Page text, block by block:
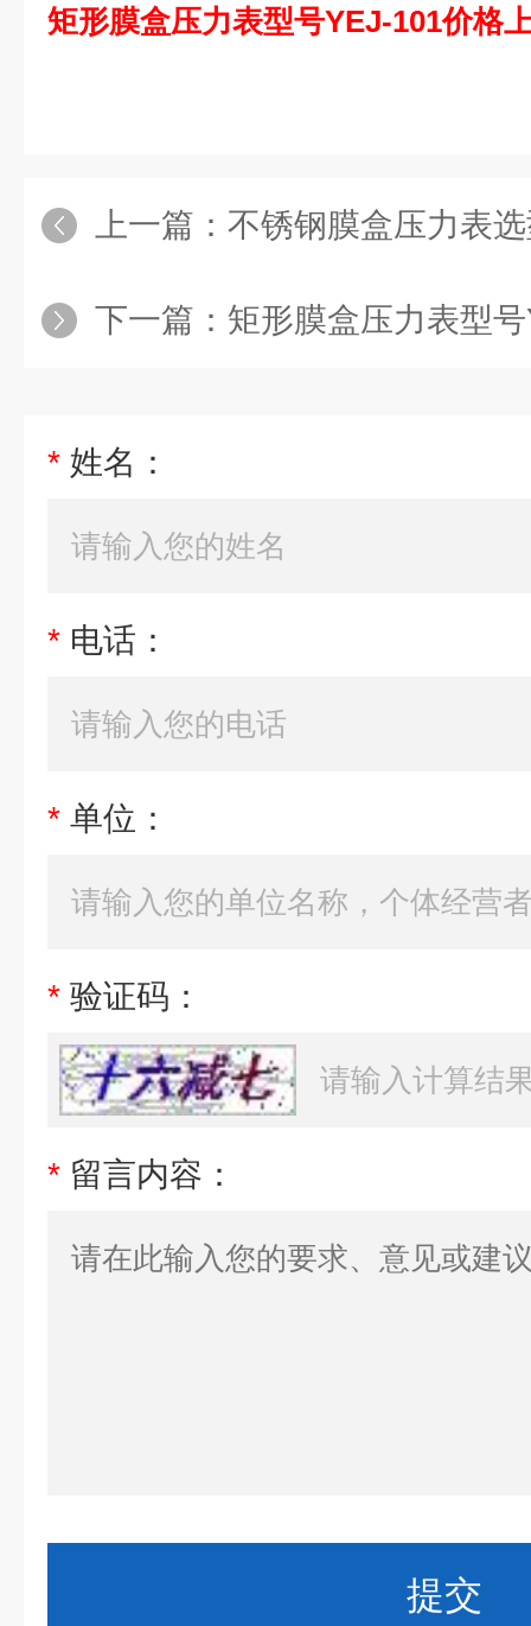
矩形膜盒压力表型号YEJ-101价格
上一篇： 不锈钢膜盒压力表
下一篇： 矩形膜盒压力表型号
* 姓名：
* 电话：
* 单位：
* 验证码：
* 留言内容：